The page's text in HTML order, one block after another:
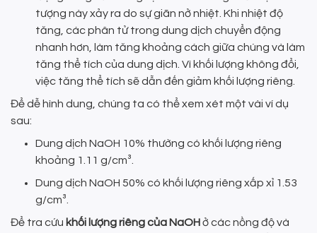
tượng này xảy ra do sự giãn nở nhiệt. Khi nhiệt độ
tăng, các phân tử trong dung dịch chuyển động
nhanh hơn, làm tăng khoảng cách giữa chúng và làm
tăng thể tích của dung dịch. Vì khối lượng không đổi,
việc tăng thể tích sẽ dẫn đến giảm khối lượng riêng.
Để dễ hình dung, chúng ta có thể xem xét một vài ví dụ
sau:
Dung dịch NaOH 10% thường có khối lượng riêng
khoảng 1.11 g/cm³.
Dung dịch NaOH 50% có khối lượng riêng xấp xỉ 1.53
g/cm³.
Để tra cứu khối lượng riêng của NaOHở các nồng độ và